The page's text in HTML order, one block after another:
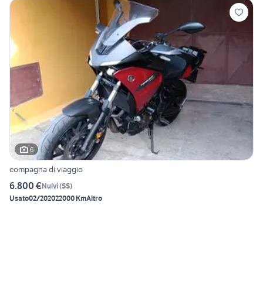
6
compagna di viaggio
6.800 €Nulvi(SS)
Usato02/202022000 KmAltro